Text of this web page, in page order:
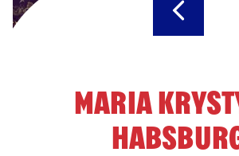
MARIA